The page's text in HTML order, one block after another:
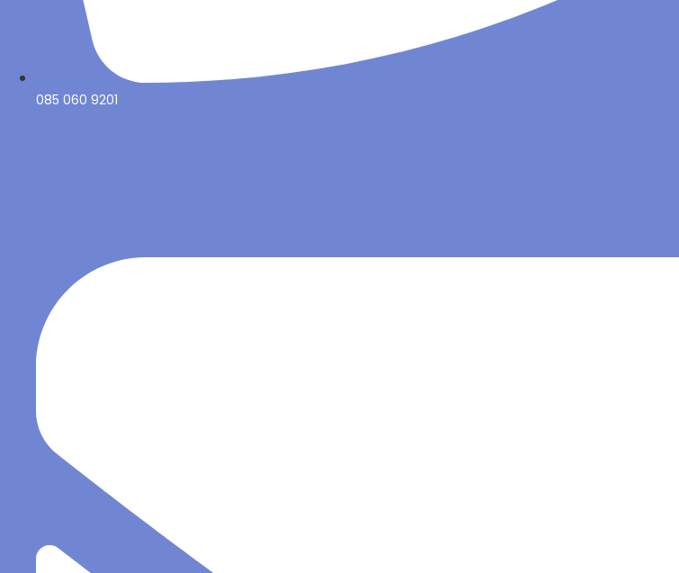
085 060 9201